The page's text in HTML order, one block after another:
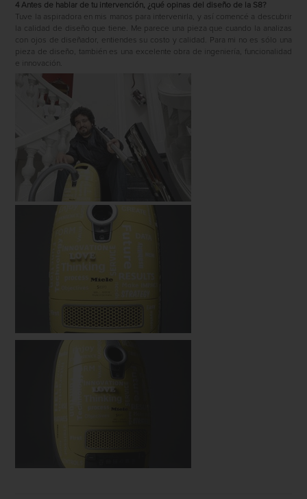
4 Antes de hablar de tu intervención, ¿qué opinas del diseño de la S8?
Tuve la aspiradora en mis manos para intervenirla, y así comencé a descubrir
la calidad de diseño que tiene. Me parece una pieza que cuando la analizas
con ojos de diseñador, entiendes su costo y calidad. Para mi no es sólo una
pieza de diseño, también es una excelente obra de ingeniería, funcionalidad
e innovación.